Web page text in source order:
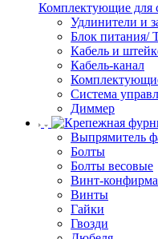
Комплектующие для
Удлинители и
Блок питания/
Кабель и
Кабель-канал
Система
Диммер
Выпрямитель
Болты
Болты весовые
Винт-
Винты
Гайки
Гвозди